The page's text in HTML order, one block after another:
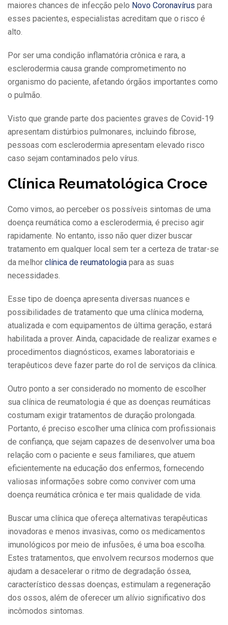
maiores chances de infecção pelo Novo Coronavírus para
esses pacientes, especialistas acreditam que o risco é
alto.
Por ser uma condição inflamatória crônica e rara, a
esclerodermia causa grande comprometimento no
organismo do paciente, afetando órgãos importantes como
o pulmão.
Visto que grande parte dos pacientes graves de Covid-19
apresentam distúrbios pulmonares, incluindo fibrose,
pessoas com esclerodermia apresentam elevado risco
caso sejam contaminados pelo vírus.
Clínica Reumatológica Croce
Como vimos, ao perceber os possíveis sintomas de uma
doença reumática como a esclerodermia, é preciso agir
rapidamente. No entanto, isso não quer dizer buscar
tratamento em qualquer local sem ter a certeza de tratar-se
da melhor clínica de reumatologia para as suas
necessidades.
Esse tipo de doença apresenta diversas nuances e
possibilidades de tratamento que uma clínica moderna,
atualizada e com equipamentos de última geração, estará
habilitada a prover. Ainda, capacidade de realizar exames e
procedimentos diagnósticos, exames laboratoriais e
terapêuticos deve fazer parte do rol de serviços da clínica.
Outro ponto a ser considerado no momento de escolher
sua clínica de reumatologia é que as doenças reumáticas
costumam exigir tratamentos de duração prolongada.
Portanto, é preciso escolher uma clínica com profissionais
de confiança, que sejam capazes de desenvolver uma boa
relação com o paciente e seus familiares, que atuem
eficientemente na educação dos enfermos, fornecendo
valiosas informações sobre como conviver com uma
doença reumática crônica e ter mais qualidade de vida.
Buscar uma clínica que ofereça alternativas terapêuticas
inovadoras e menos invasivas, como os medicamentos
imunológicos por meio de infusões, é uma boa escolha.
Estes tratamentos, que envolvem recursos modernos que
ajudam a desacelerar o ritmo de degradação óssea,
característico dessas doenças, estimulam a regeneração
dos ossos, além de oferecer um alívio significativo dos
incômodos sintomas.